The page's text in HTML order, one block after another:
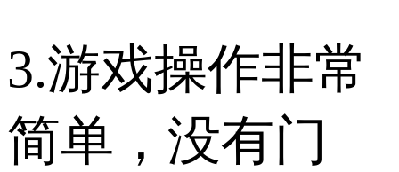
3.游戏操作非常
简单，没有门